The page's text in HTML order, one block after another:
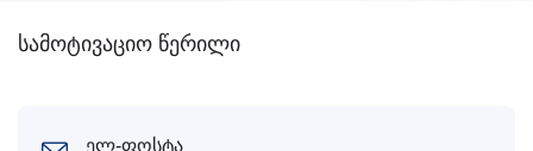
სამოტივაციო წერილი
ელ-ფოსტა